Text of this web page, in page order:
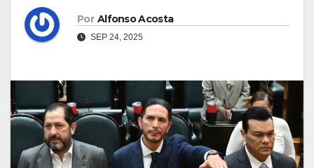
Por Alfonso Acosta
SEP 24, 2025